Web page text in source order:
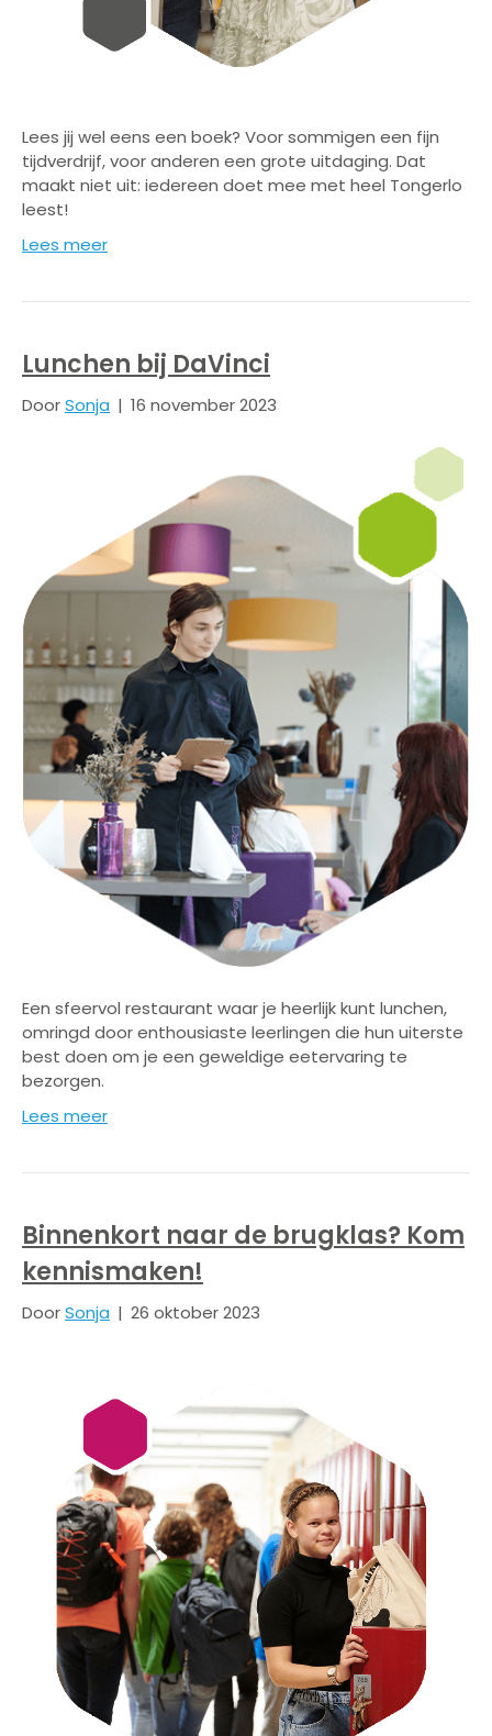
Lees jij wel eens een boek? Voor sommigen een fijn
tijdverdrijf, voor anderen een grote uitdaging. Dat
maakt niet uit: iedereen doet mee met heel Tongerlo
leest!
Lees meer
Lunchen bij DaVinci
DoorSonja | 16 november 2023
Een sfeervol restaurant waar je heerlijk kunt lunchen,
omringd door enthousiaste leerlingen die hun uiterste
best doen om je een geweldige eetervaring te
bezorgen.
Lees meer
Binnenkort naar de brugklas? Kom
kennismaken!
DoorSonja | 26 oktober 2023